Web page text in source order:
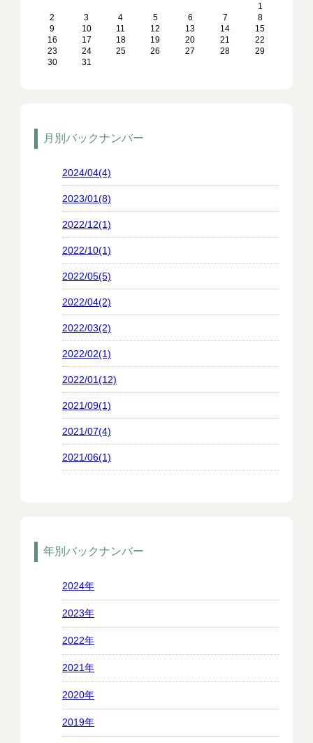
1
2
3 4 5 6 7
8
9
10 11 12 13 14
15
16
17 18 19 20 21
22
23
24 25 26 27 28
29
30
31
月別バックナンバー
2024/04(4)
2023/01(8)
2022/12(1)
2022/10(1)
2022/05(5)
2022/04(2)
2022/03(2)
2022/02(1)
2022/01(12)
2021/09(1)
2021/07(4)
2021/06(1)
年別バックナンバー
2024年
2023年
2022年
2021年
2020年
2019年